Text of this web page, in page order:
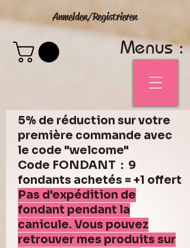
Anmelden/Registrieren
Menus :
5% de réduction sur votre
première commande avec
le code "welcome"
Code FONDANT : 9
fondants achetés = +1 offert
Pas d'expédition de
fondant pendant la
canicule. Vous pouvez
retrouver mes produits sur